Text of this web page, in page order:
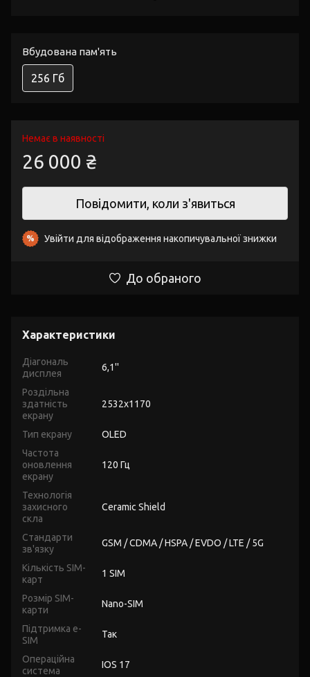
Вбудована пам'ять
256 Гб
Немає в наявності
26 000 ₴
Повідомити, коли з'явиться
% Увійти для відображення накопичувальної знижки
До обраного
Характеристики
Діагональ
дисплея
6,1''
Роздільна
здатність
екрану
2532x1170
Тип екрану
OLED
Частота
оновлення
екрану
120 Гц
Технологія
захисного
скла
Ceramic Shield
Стандарти
зв'язку
GSM / CDMA / HSPA / EVDO / LTE / 5G
Кількість SIM-
карт
1 SIM
Розмір SIM-
карти
Nano-SIM
Підтримка e-
SIM
Так
Операційна
система
IOS 17